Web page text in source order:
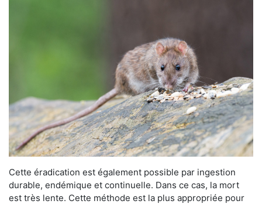
Cette éradication est également possible par ingestion
durable, endémique et continuelle. Dans ce cas, la mort
est très lente. Cette méthode est la plus appropriée pour